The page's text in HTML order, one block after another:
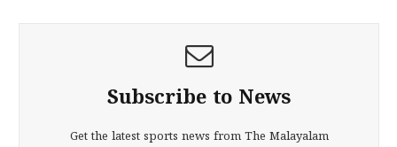
Subscribe to News
Get the latest sports news from The Malayalam